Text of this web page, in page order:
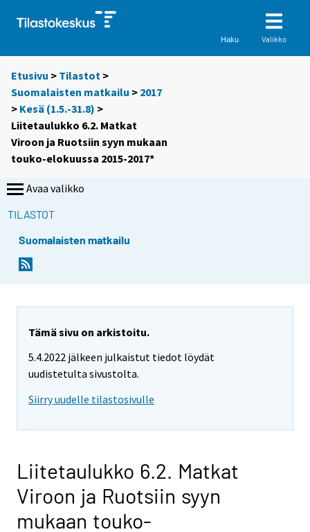
Haku Valikko
Etusivu > Tilastot >
Suomalaisten matkailu > 2017
> Kesä (1.5.-31.8) >
Liitetaulukko 6.2. Matkat
Viroon ja Ruotsiin syyn mukaan
touko-elokuussa 2015-2017*
Avaa valikko
TILASTOT
Suomalaisten matkailu
Tämä sivu on arkistoitu.
5.4.2022 jälkeen julkaistut tiedot löydät
uudistetulta sivustolta.
Siirry uudelle tilastosivulle
Liitetaulukko 6.2. Matkat
Viroon ja Ruotsiin syyn
mukaan touko-